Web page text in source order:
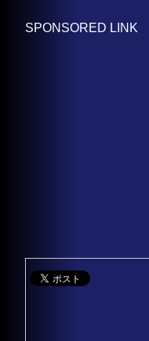
SPONSORED LINK